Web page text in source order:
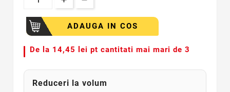
ADAUGA IN COS
De la 14,45 lei pt cantitati mai mari de 3
Reduceri la volum